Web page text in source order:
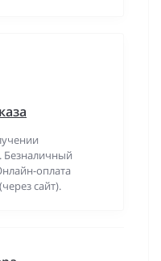
Безналичный
оплата
сайт).